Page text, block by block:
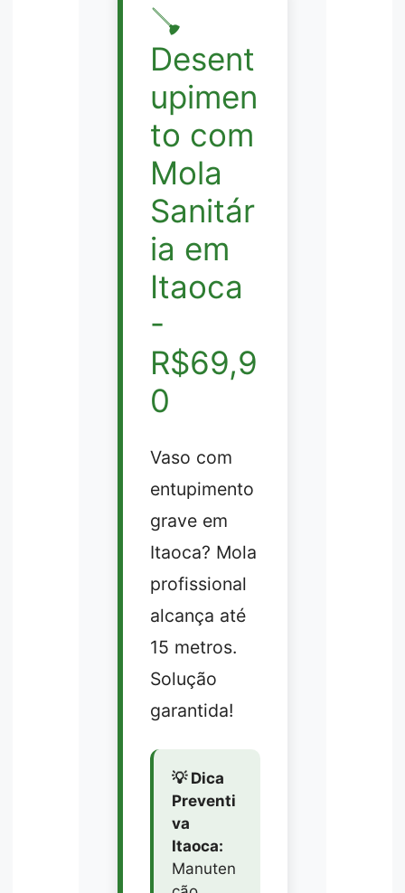
🪠
Desent
upimen
to com
Mola
Sanitár
ia em
Itaoca
-
R$69,9
0
Vaso com
entupimento
grave em
Itaoca? Mola
profissional
alcança até
15 metros.
Solução
garantida!
💡 Dica
Preventi
va
Itaoca:
Manuten